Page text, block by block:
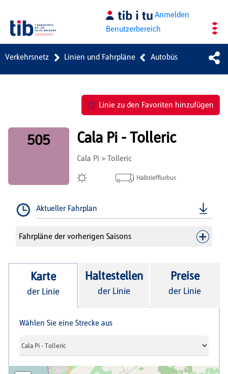
Anmelden
Benutzerbereich
Verkehrsnetz Linien und Fahrpläne Autobús
Linie zu den Favoriten hinzufügen
505 Cala Pi - Tolleric
Cala Pi > Tolleric
Halbtiefflurbus
Aktueller Fahrplan
Fahrpläne der vorherigen Saisons
Karte
der Linie
Haltestellen
der Linie
Preise
der Linie